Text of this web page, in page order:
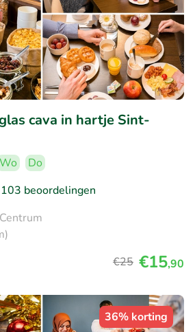
cava in hartje Sint-
Wo
Do
beoordelingen
€25 €15,90
36% korting